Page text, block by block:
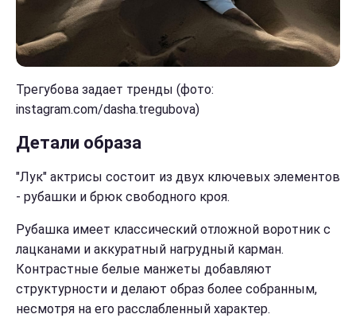
Трегубова задает тренды (фото:
instagram.com/dasha.tregubova)
Детали образа
"Лук" актрисы состоит из двух ключевых элементов
- рубашки и брюк свободного кроя.
Рубашка имеет классический отложной воротник с
лацканами и аккуратный нагрудный карман.
Контрастные белые манжеты добавляют
структурности и делают образ более собранным,
несмотря на его расслабленный характер.